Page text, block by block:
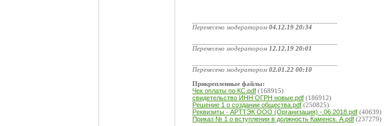
Перенесено модератором 04.12.19 20:34
Перенесено модератором 12.12.19 20:01
Перенесено модератором 02.01.22 00:10
Прикрепленные файлы:
Чек оплаты по КС.pdf (168915)
свидетельство ИНН ОГРН новые.pdf (186912)
Решение 1 о создании общества.pdf (250825)
Реквизиты - АРТТЭК ООО (Организация) -.06.2018.pdf (40639)
Приказ № 1 о вступлении в должность Каменск. А.pdf (237279)